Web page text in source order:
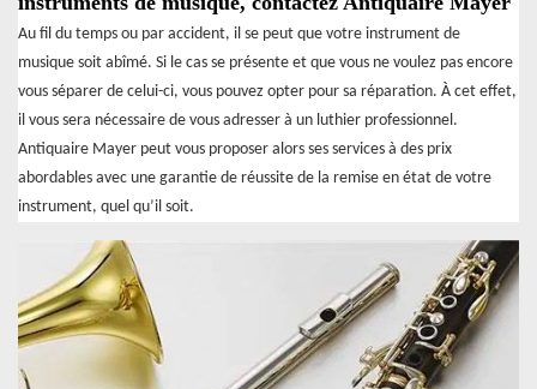
Au fil du temps ou par accident, il se peut que votre instrument de
musique soit abîmé. Si le cas se présente et que vous ne voulez pas encore
vous séparer de celui-ci, vous pouvez opter pour sa réparation. À cet effet,
il vous sera nécessaire de vous adresser à un luthier professionnel.
Antiquaire Mayer peut vous proposer alors ses services à des prix
abordables avec une garantie de réussite de la remise en état de votre
instrument, quel qu’il soit.